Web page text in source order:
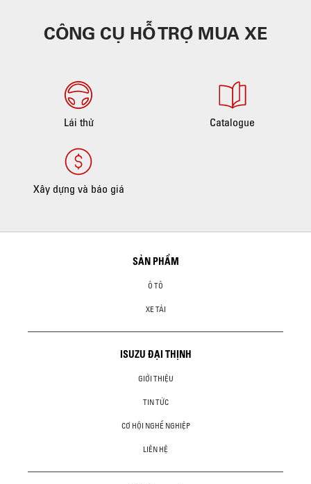
CÔNG CỤ HỖ TRỢ MUA XE
Lái thử Catalogue
Xây dựng và báo giá
SẢN PHẨM
Ô TÔ
XE TẢI
ISUZU ĐẠI THỊNH
GIỚI THIỆU
TIN TỨC
CƠ HỘI NGHỀ NGHIỆP
LIÊN HỆ